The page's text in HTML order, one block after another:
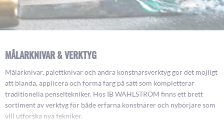
MÅLARKNIVAR & VERKTYG
Målarknivar, palettknivar och andra konstnärsverktyg gör det möjligt
att blanda, applicera och forma färg på sätt som kompletterar
traditionella penseltekniker. Hos IB WAHLSTRÖM finns ett brett
sortiment av verktyg för både erfarna konstnärer och nybörjare som
vill utforska nya tekniker.